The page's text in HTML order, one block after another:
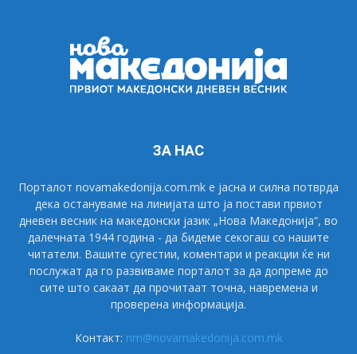
ЗА НАС
Порталот novamakedonija.com.mk е јасна и силна потврда
дека остануваме на линијата што ја постави првиот
дневен весник на македонски јазик „Нова Македонија“, во
далечната 1944 година - да бидеме секогаш со нашите
читатели. Вашите сугестии, коментари и реакции ќе ни
послужат да го развиваме порталот за да допреме до
сите што сакаат да прочитаат точна, навремена и
проверена информација.
Контакт: nm@novamakedonija.com.mk